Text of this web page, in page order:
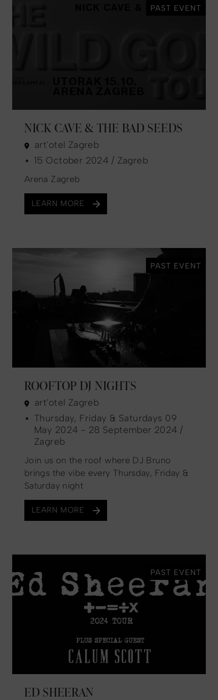
NICK CAVE & THE BAD SEEDS
art'otel Zagreb
15 October 2024 / Zagreb
Arena Zagreb
LEARN MORE
PAST EVENT
ROOFTOP DJ NIGHTS
art'otel Zagreb
Thursday, Friday & Saturdays 09
May 2024 - 28 September 2024 /
Zagreb
Join us on the roof where DJ Bruno
brings the vibe every Thursday, Friday &
Saturday night
LEARN MORE
PAST EVENT
ED SHEERAN
PAST EVENT